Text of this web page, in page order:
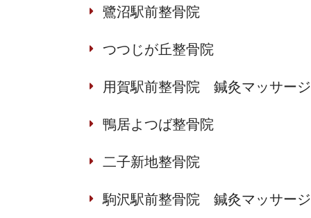
鷺沼駅前整骨院
つつじが丘整骨院
用賀駅前整骨院 鍼灸マッサー
鴨居よつば整骨院
二子新地整骨院
駒沢駅前整骨院 鍼灸マッサー